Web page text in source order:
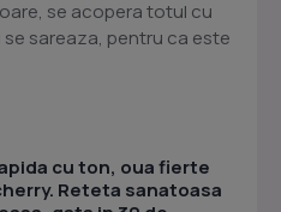
se acopera totul cu
sareaza, pentru ca este
cu ton, oua fierte
Reteta sanatoasa